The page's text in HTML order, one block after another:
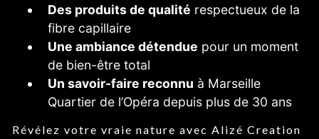
Des produits de qualité respectueux de la
fibre capillaire
Une ambiance détendue pour un moment
de bien-être total
Un savoir-faire reconnu à Marseille
Quartier de l’Opéra depuis plus de 30 ans
Révélez votre vraie nature avec Alizé Creation